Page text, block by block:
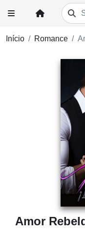
Início Romance
Amor